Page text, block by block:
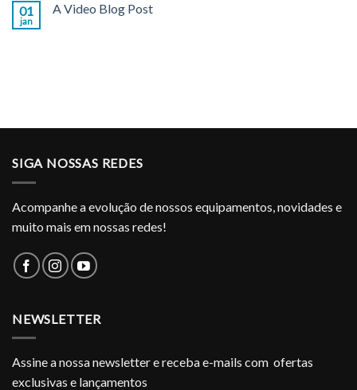
01
jan
A Video Blog Post
SIGA NOSSAS REDES
Acompanhe a evolução de nossos equipamentos, novidades e
muito mais em nossas redes!
NEWSLETTER
Assine a nossa newsletter e receba e-mails com ofertas
exclusivas e lançamentos